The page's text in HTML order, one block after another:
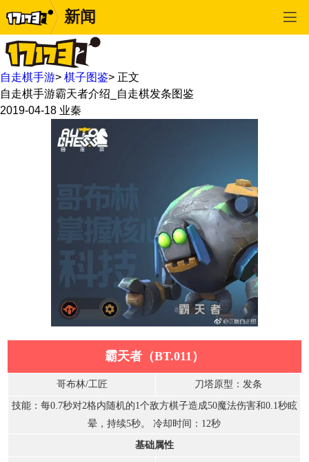
新闻
自走棋手游> 棋子图鉴> 正文
自走棋手游霸天者介绍_自走棋发条图鉴
2019-04-18 业秦
霸天者（BT.011）
哥布林/工匠 刀塔原型：发条
技能：每0.7秒对2格内随机的1个敌方棋子造成50魔法伤害和0.1秒眩
晕，持续5秒。 冷却时间：12秒
基础属性